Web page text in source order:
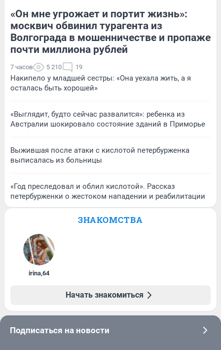
«Он мне угрожает и портит жизнь»:
москвич обвинил турагента из
Волгограда в мошенничестве и пропаже
почти миллиона рублей
7 часов 5 210 19
Накипело у младшей сестры: «Она уехала жить, а я
осталась быть хорошей»
«Выглядит, будто сейчас развалится»: ребенка из
Австралии шокировало состояние зданий в Приморье
Выжившая после атаки с кислотой петербурженка
выписалась из больницы
«Год преследовал и облил кислотой». Рассказ
петербурженки о жестоком нападении и реабилитации
ЗНАКОМСТВА
irina,64
Начать знакомиться
Подписаться на новости